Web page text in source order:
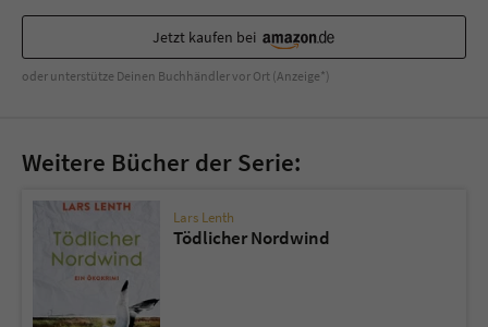
Jetzt kaufen bei
oder unterstütze Deinen Buchhändler vor Ort (Anzeige*)
Weitere Bücher der Serie:
Lars Lenth
Tödlicher Nordwind